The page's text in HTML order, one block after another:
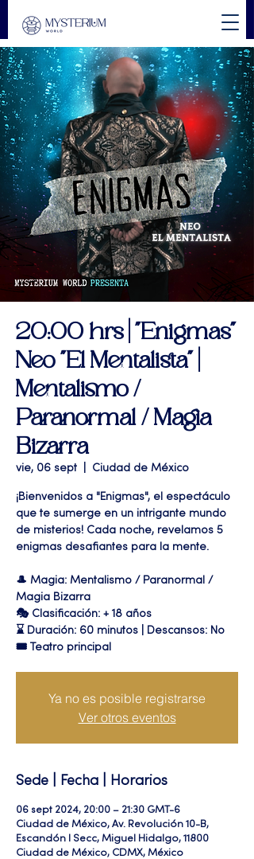
20:00 hrs | "Enigmas"
Neo "El Mentalista" |
Mentalismo /
Paranormal / Magia
Bizarra
vie, 06 sept Ciudad de México
¡Bienvenidos a "Enigmas", el espectáculo
que te sumerge en un intrigante mundo
de misterios! Cada noche, revelamos 5
enigmas desafiantes para la mente.
🎩 Magia: Mentalismo / Paranormal /
Magia Bizarra
🎭 Clasificación: + 18 años
⌛ Duración: 60 minutos | Descansos: No
🎟 Teatro principal
Ya no es posible registrarse
Ver otros eventos
Sede | Fecha | Horarios
06 sept 2024, 20:00 – 21:30 GMT-6
Ciudad de México, Av. Revolución 10-B,
Escandón I Secc, Miguel Hidalgo, 11800
Ciudad de México, CDMX, México